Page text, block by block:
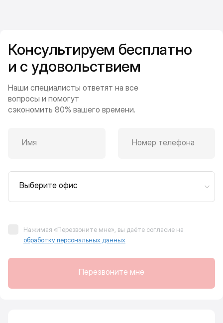
Консультируем бесплатно
и с удовольствием
Наши специалисты ответят на все
вопросы и помогут
сэкономить 80% вашего времени.
Имя Номер телефона
Выберите офис
Нажимая «Перезвоните мне», вы даёте согласие на
обработку персональных данных
Перезвоните мне